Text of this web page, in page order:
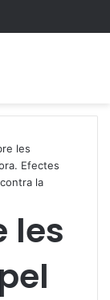
les
Efectes
la
les